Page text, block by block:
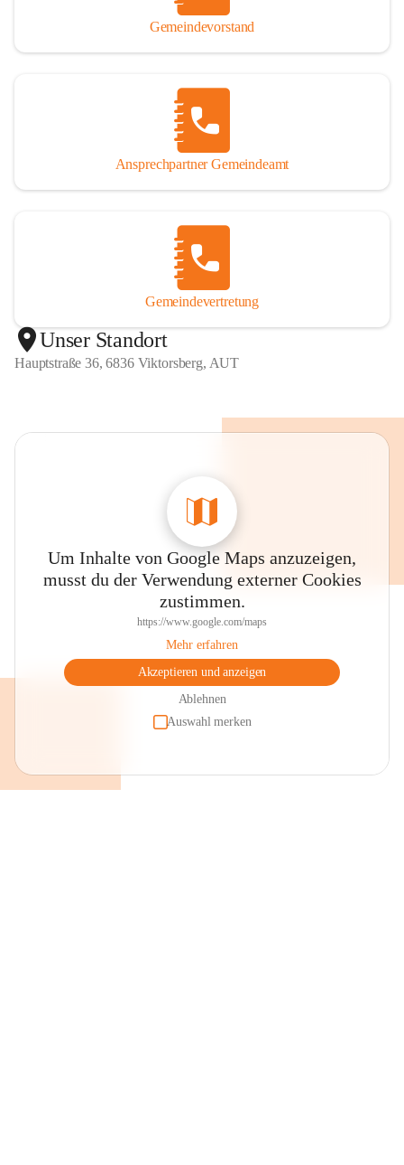
Gemeindevorstand
Ansprechpartner Gemeindeamt
Gemeindevertretung
Unser Standort
Hauptstraße 36, 6836 Viktorsberg, AUT
Um Inhalte von Google Maps anzuzeigen,
musst du der Verwendung externer Cookies
zustimmen.
https://www.google.com/maps
Mehr erfahren
Akzeptieren und anzeigen
Ablehnen
Auswahl merken